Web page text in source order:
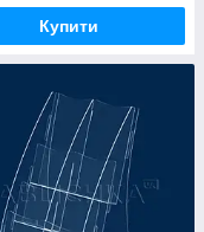
Купити